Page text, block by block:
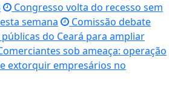
Congresso volta do recesso sem
semana
Comissão debate
do Ceará para ampliar
sob ameaça: operação
extorquir empresários no